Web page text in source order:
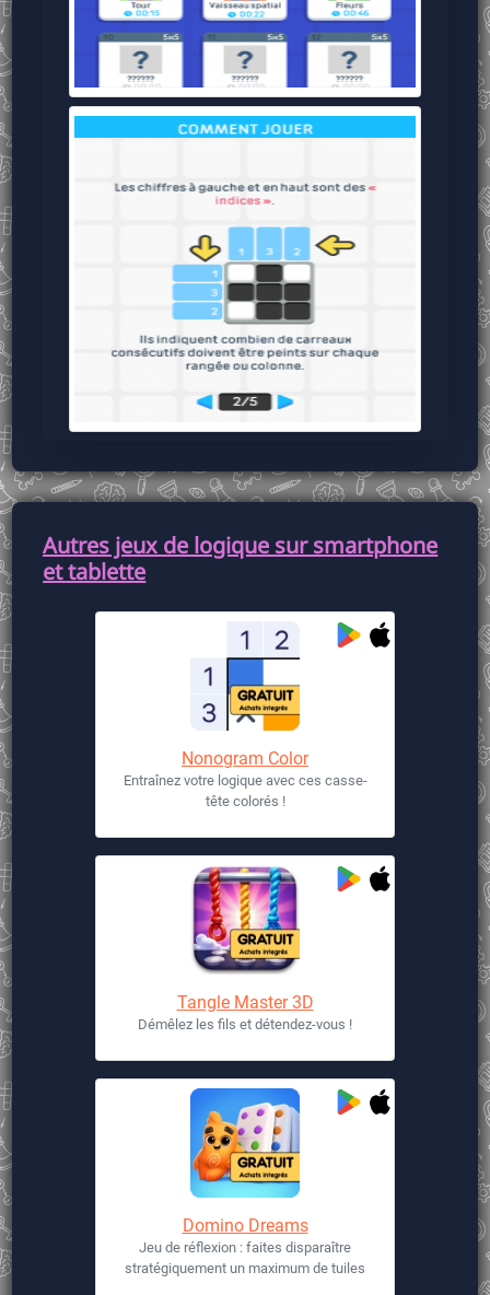
Autres jeux de logique sur smartphone
et tablette
Nonogram Color
Entraînez votre logique avec ces casse-
tête colorés !
Tangle Master 3D
Démêlez les fils et détendez-vous !
Domino Dreams
Jeu de réflexion : faites disparaître
stratégiquement un maximum de tuiles